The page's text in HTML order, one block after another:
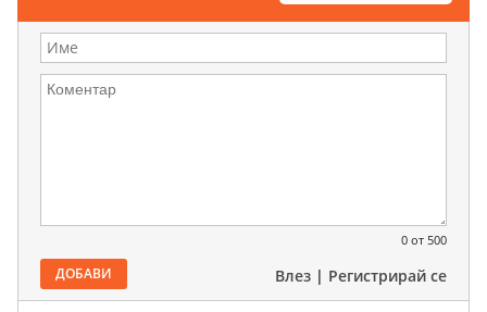
0 от 500
ДОБАВИ Влез | Регистрирай се